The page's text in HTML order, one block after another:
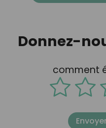
Donnez-
comment